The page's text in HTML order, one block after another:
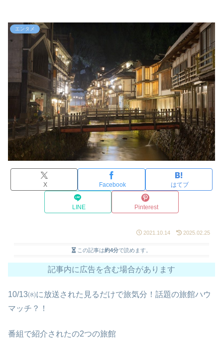
エンタメ
X Facebook はてブ
LINE Pinterest
2021.10.14 2025.02.25
この記事は約4分で読めます。
記事内に広告を含む場合があります
10/13㈬に放送された見るだけで旅気分！話題の旅館ハウ
マッチ？！
番組で紹介されたの2つの旅館